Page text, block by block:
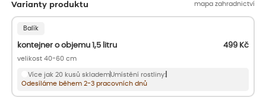
Varianty produktu mapa zahradnictví
Balík
kontejner o objemu 1,5 litru 499 Kč
velikost 40-60 cm
Více jak 20 kusů sklademUmístění rostliny:
Odesíláme během 2-3 pracovních dnů